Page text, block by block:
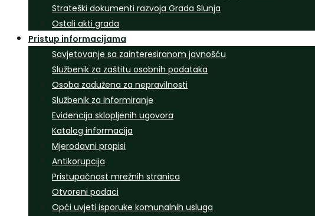
Strateški dokumenti razvoja Grada Slunja
Ostali akti grada
Pristup informacijama
Savjetovanje sa zainteresiranom javnošću
Službenik za zaštitu osobnih podataka
Osoba zadužena za nepravilnosti
Službenik za informiranje
Evidencija sklopljenih ugovora
Katalog informacija
Mjerodavni propisi
Antikorupcija
Pristupačnost mrežnih stranica
Otvoreni podaci
Opći uvjeti isporuke komunalnih usluga